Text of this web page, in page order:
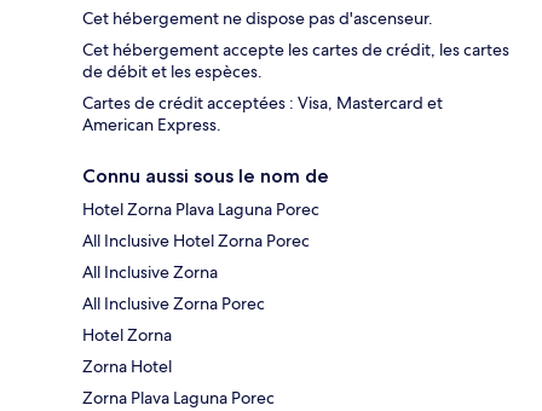
Cet hébergement ne dispose pas d'ascenseur.
Cet hébergement accepte les cartes de crédit, les cartes
de débit et les espèces.
Cartes de crédit acceptées : Visa, Mastercard et
American Express.
Connu aussi sous le nom de
Hotel Zorna Plava Laguna Porec
All Inclusive Hotel Zorna Porec
All Inclusive Zorna
All Inclusive Zorna Porec
Hotel Zorna
Zorna Hotel
Zorna Plava Laguna Porec